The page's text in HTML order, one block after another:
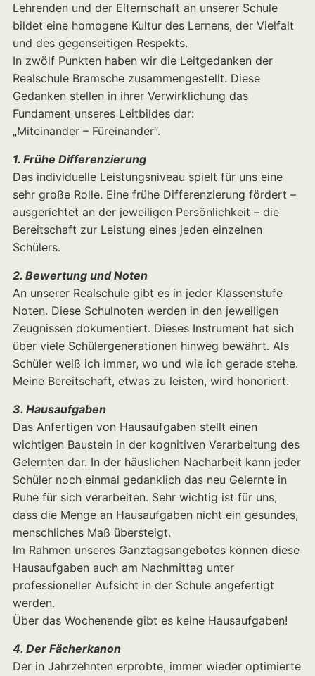
Lehrenden und der Elternschaft an unserer Schule
bildet eine homogene Kultur des Lernens, der Vielfalt
und des gegenseitigen Respekts.
In zwölf Punkten haben wir die Leitgedanken der
Realschule Bramsche zusammengestellt. Diese
Gedanken stellen in ihrer Verwirklichung das
Fundament unseres Leitbildes dar:
„Miteinander – Füreinander“.
1. Frühe Differenzierung
Das individuelle Leistungsniveau spielt für uns eine
sehr große Rolle. Eine frühe Differenzierung fördert –
ausgerichtet an der jeweiligen Persönlichkeit – die
Bereitschaft zur Leistung eines jeden einzelnen
Schülers.
2. Bewertung und Noten
An unserer Realschule gibt es in jeder Klassenstufe
Noten. Diese Schulnoten werden in den jeweiligen
Zeugnissen dokumentiert. Dieses Instrument hat sich
über viele Schülergenerationen hinweg bewährt. Als
Schüler weiß ich immer, wo und wie ich gerade stehe.
Meine Bereitschaft, etwas zu leisten, wird honoriert.
3. Hausaufgaben
Das Anfertigen von Hausaufgaben stellt einen
wichtigen Baustein in der kognitiven Verarbeitung des
Gelernten dar. In der häuslichen Nacharbeit kann jeder
Schüler noch einmal gedanklich das neu Gelernte in
Ruhe für sich verarbeiten. Sehr wichtig ist für uns,
dass die Menge an Hausaufgaben nicht ein gesundes,
menschliches Maß übersteigt.
Im Rahmen unseres Ganztagsangebotes können diese
Hausaufgaben auch am Nachmittag unter
professioneller Aufsicht in der Schule angefertigt
werden.
Über das Wochenende gibt es keine Hausaufgaben!
4. Der Fächerkanon
Der in Jahrzehnten erprobte, immer wieder optimierte